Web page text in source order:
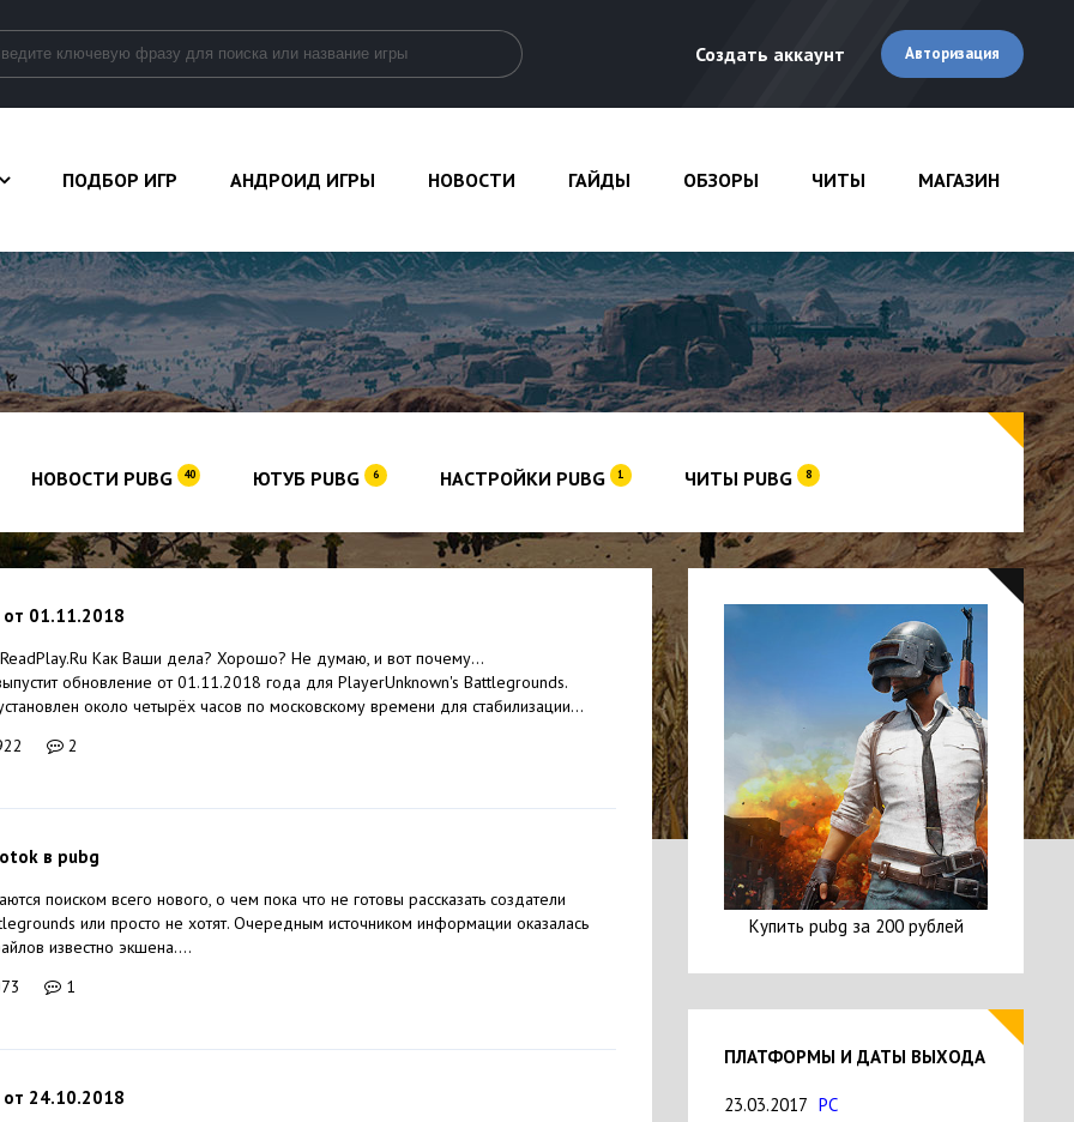
Создать аккаунт Авторизация
ПОДБОР ИГР АНДРОИД ИГРЫ НОВОСТИ ГАЙДЫ ОБЗОРЫ ЧИТЫ МАГАЗИН
НОВОСТИ PUBG 40 ЮТУБ PUBG 6 НАСТРОЙКИ PUBG 1 ЧИТЫ PUBG 8
01.11.2018
Как Ваши дела? Хорошо? Не думаю, и вот почему...
обновление от 01.11.2018 года для PlayerUnknown's Battlegrounds.
около четырёх часов по московскому времени для стабилизации...
2
в pubg
поиском всего нового, о чем пока что не готовы рассказать создатели
или просто не хотят. Очередным источником информации оказалась
известно экшена....
1
24.10.2018
Купить pubg за 200 рублей
ПЛАТФОРМЫ И ДАТЫ ВЫХОДА
23.03.2017 PC